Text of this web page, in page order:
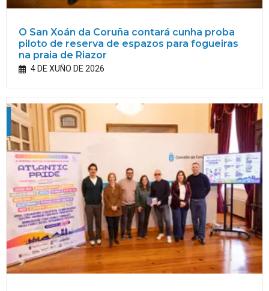
O San Xoán da Coruña contará cunha proba
piloto de reserva de espazos para fogueiras
na praia de Riazor
4 DE XUÑO DE 2026